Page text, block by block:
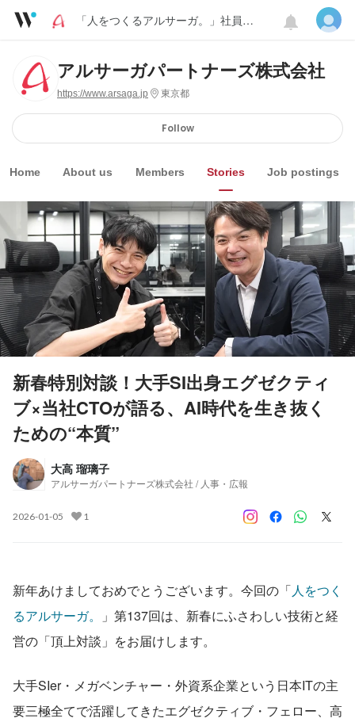
「人をつくるアルサーガ。」社員インタビュー
アルサーガパートナーズ株式会社
https://www.arsaga.jp 東京都
Follow
Home About us Members Stories Job postings
新春特別対談！大手SI出身エグゼクティ
ブ×当社CTOが語る、AI時代を生き抜く
ための“本質”
大高 瑠璃子
アルサーガパートナーズ株式会社 / 人事・広報
2026-01-05 1
新年あけましておめでとうございます。今回の「人をつく
るアルサーガ。
」第137回は、新春にふさわしい技術と経
営の「頂上対談」をお届けします。
大手SIer・メガベンチャー・外資系企業という日本ITの主
要三極全てで活躍してきたエグゼクティブ・フェロー、高